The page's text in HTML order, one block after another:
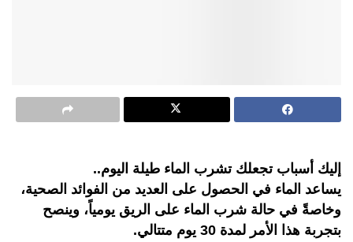
إليك أسباب تجعلك تشرب الماء طيلة اليوم..
يساعد الماء في الحصول على العديد من الفوائد الصحية،
وخاصةً في حالة شرب الماء على الريق يومياً، وينصح
بتجربة هذا الأمر لمدة 30 يوم متتالي.